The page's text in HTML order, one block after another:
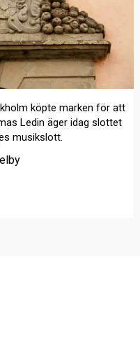
köpte marken för att
Ledin äger idag slottet
musikslott.